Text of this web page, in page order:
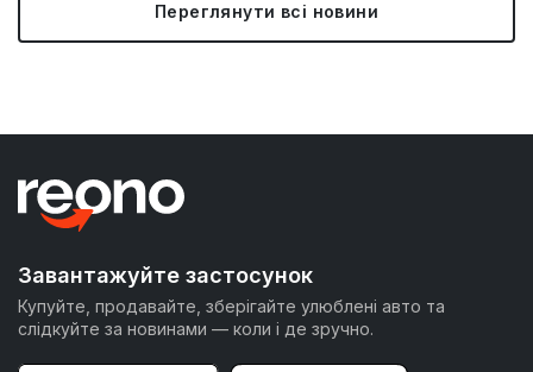
Переглянути всі новини
Завантажуйте застосунок
Купуйте, продавайте, зберігайте улюблені авто та
слідкуйте за новинами — коли і де зручно.